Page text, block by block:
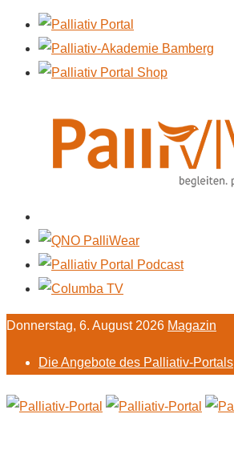
Donnerstag, 6. August 2026 Magazin
Die Angebote des Palliativ-Portals